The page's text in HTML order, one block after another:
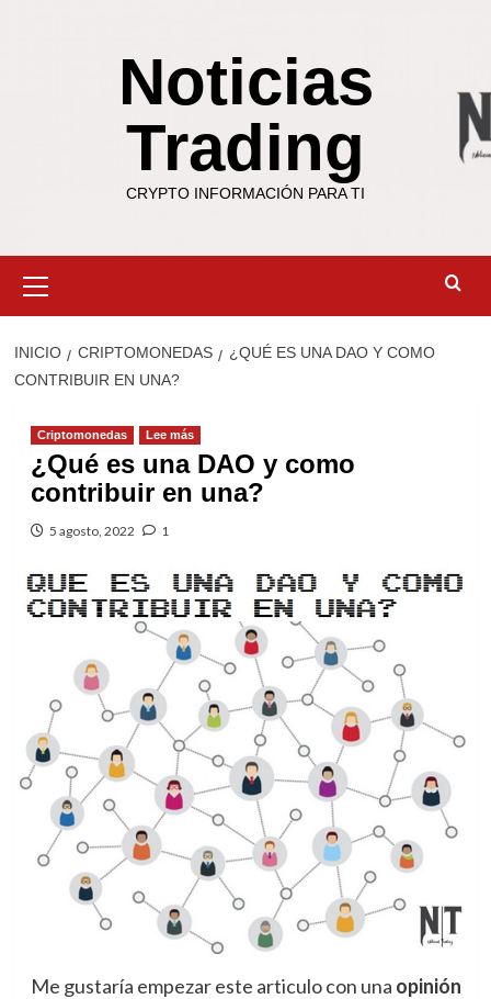
Noticias
Trading
CRYPTO INFORMACIÓN PARA TI
primario
INICIO CRIPTOMONEDAS
¿QUÉ ES UNA DAO Y COMO
CONTRIBUIR EN UNA?
Criptomonedas Lee más
¿Qué es una DAO y como
contribuir en una?
5 agosto, 2022 1
Me gustaría empezar este articulo con una opinión